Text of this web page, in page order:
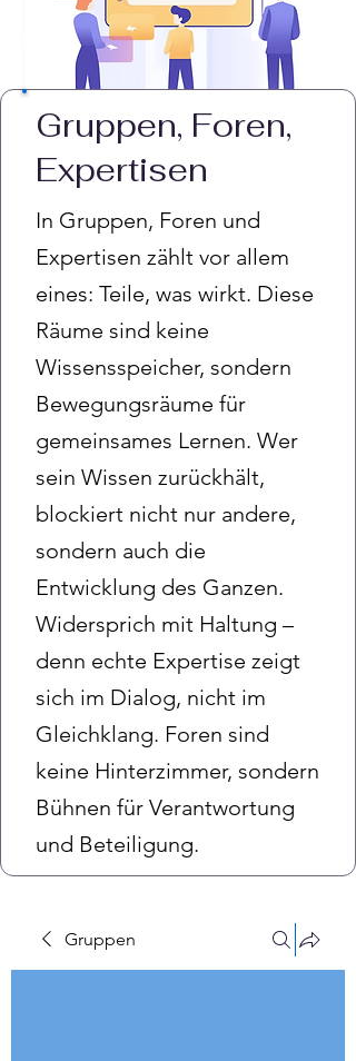
Gruppen, Foren,
Expertisen
In Gruppen, Foren und
Expertisen zählt vor allem
eines: Teile, was wirkt. Diese
Räume sind keine
Wissensspeicher, sondern
Bewegungsräume für
gemeinsames Lernen. Wer
sein Wissen zurückhält,
blockiert nicht nur andere,
sondern auch die
Entwicklung des Ganzen.
Widersprich mit Haltung –
denn echte Expertise zeigt
sich im Dialog, nicht im
Gleichklang. Foren sind
keine Hinterzimmer, sondern
Bühnen für Verantwortung
und Beteiligung.
Gruppen